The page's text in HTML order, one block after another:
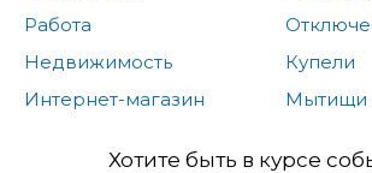
Работа
Недвижимость
Интернет-магазин
Купели
Мытищи
Хотите быть в курсе